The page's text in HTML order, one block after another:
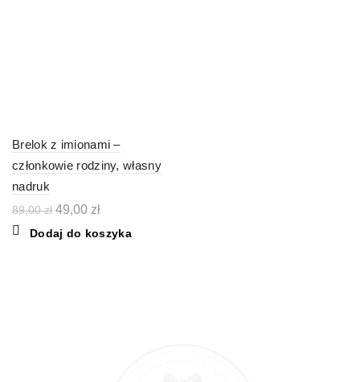
Brelok z imionami –
członkowie rodziny, własny
nadruk
89,00zł Pierwotna
wynosiła:
49,00 złAktualna
wynosi:
Dodaj do koszyka